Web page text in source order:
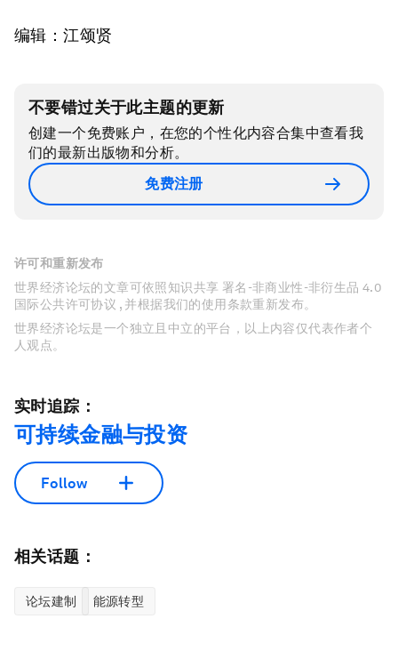
编辑：江颂贤
不要错过关于此主题的更新
创建一个免费账户，在您的个性化内容合集中查看我
们的最新出版物和分析。
免费注册
许可和重新发布
世界经济论坛的文章可依照知识共享 署名-非商业性-非衍生品 4.0
国际公共许可协议 , 并根据我们的使用条款重新发布。
世界经济论坛是一个独立且中立的平台，以上内容仅代表作者个
人观点。
实时追踪：
可持续金融与投资
Follow
相关话题：
论坛建制 能源转型